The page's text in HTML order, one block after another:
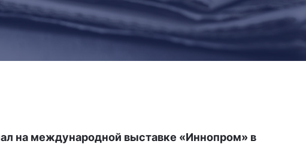
на международной выставке «Иннопром» в